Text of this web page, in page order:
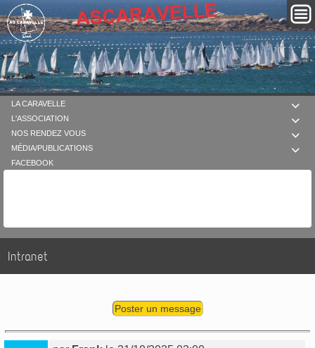

LA CARAVELLE

L'ASSOCIATION

NOS RENDEZ VOUS

MÉDIA/PUBLICATIONS
FACEBOOK
Intranet
Poster un message